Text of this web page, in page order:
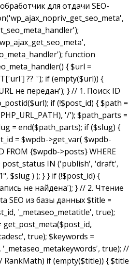
для отдачи SEO-
function
{ $url =
?? ''); if (empty($url)) {
не передан'); } // 1. Поиск ID
if (!$post_id) { $path =
'/'); $path_parts =
= end($path_parts); if ($slug) {
= $wpdb->get_var( $wpdb-
FROM {$wpdb->posts} WHERE
post_status IN ('publish', 'draft',
$slug ) ); } } if (!$post_id) {
не найдена'); } // 2. Чтение
SEO из базы данных $title =
'_metaseo_metatitle', true);
true); $keywords =
'_metaseo_metakeywords', true); //
RankMath) if (empty($title)) { $title